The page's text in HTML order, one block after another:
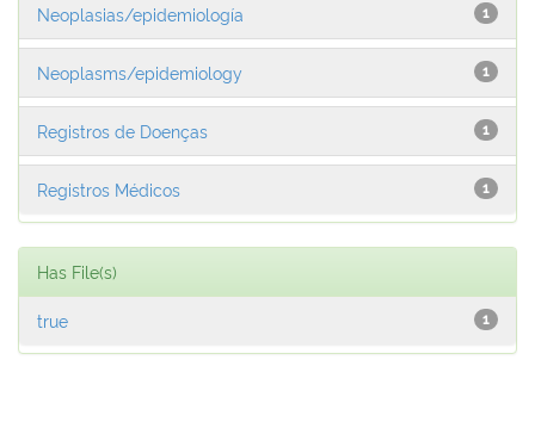
1
Neoplasias/epidemiología
1
Neoplasms/epidemiology
1
Registros de Doenças
1
Registros Médicos
Has File(s)
1
true